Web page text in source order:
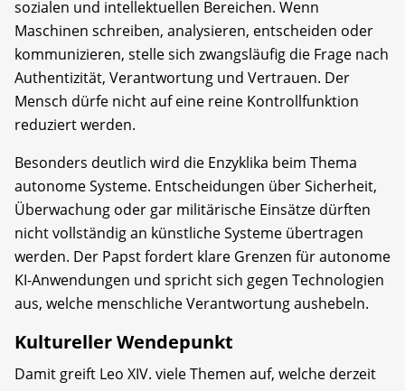
sozialen und intellektuellen Bereichen. Wenn
Maschinen schreiben, analysieren, entscheiden oder
kommunizieren, stelle sich zwangsläufig die Frage nach
Authentizität, Verantwortung und Vertrauen. Der
Mensch dürfe nicht auf eine reine Kontrollfunktion
reduziert werden.
Besonders deutlich wird die Enzyklika beim Thema
autonome Systeme. Entscheidungen über Sicherheit,
Überwachung oder gar militärische Einsätze dürften
nicht vollständig an künstliche Systeme übertragen
werden. Der Papst fordert klare Grenzen für autonome
KI-Anwendungen und spricht sich gegen Technologien
aus, welche menschliche Verantwortung aushebeln.
Kultureller Wendepunkt
Damit greift Leo XIV. viele Themen auf, welche derzeit